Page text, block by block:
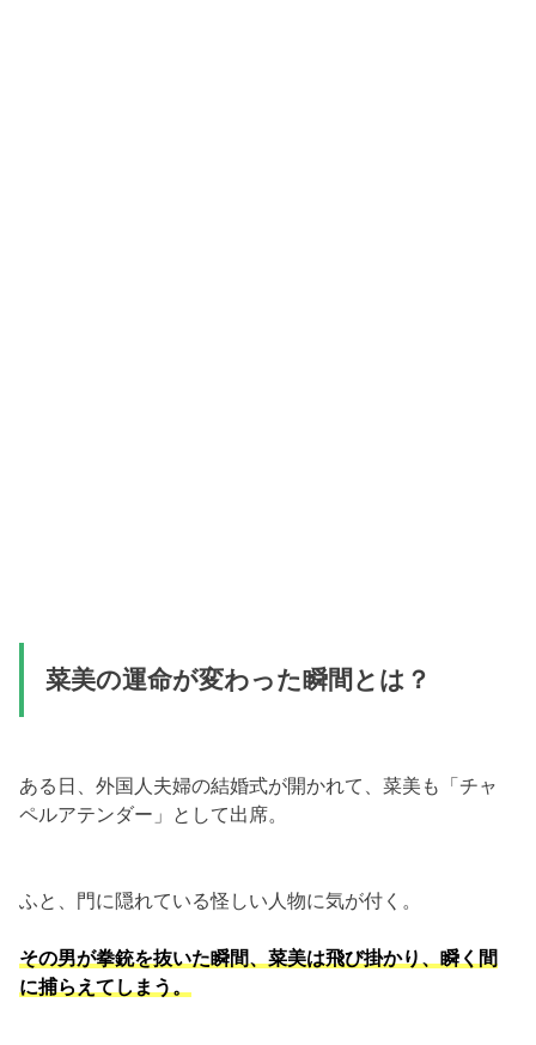
菜美の運命が変わった瞬間とは？
ある日、外国人夫婦の結婚式が開かれて、菜美も「チャ
ペルアテンダー」として出席。
ふと、門に隠れている怪しい人物に気が付く。
その男が拳銃を抜いた瞬間、菜美は飛び掛かり、瞬く間
に捕らえてしまう。